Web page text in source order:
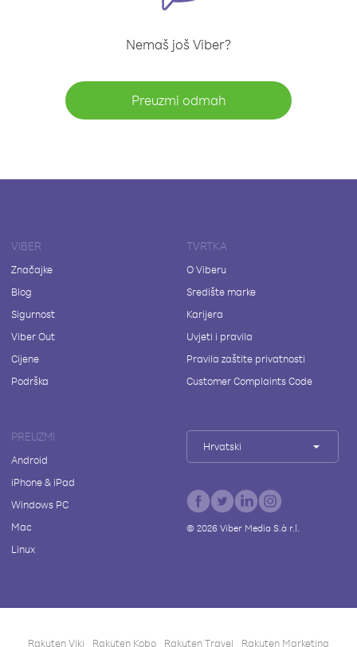
Nemaš još Viber?
Preuzmi odmah
VIBER
Značajke
Blog
Sigurnost
Viber Out
Cijene
Podrška
TVRTKA
O Viberu
Središte marke
Karijera
Uvjeti i pravila
Pravila zaštite privatnosti
Customer Complaints Code
PREUZMI
Android
iPhone & iPad
Windows PC
Mac
Linux
Hrvatski
© 2026Viber Media S.à r.l.
Rakuten Viki Rakuten Kobo Rakuten Travel Rakuten Marketing